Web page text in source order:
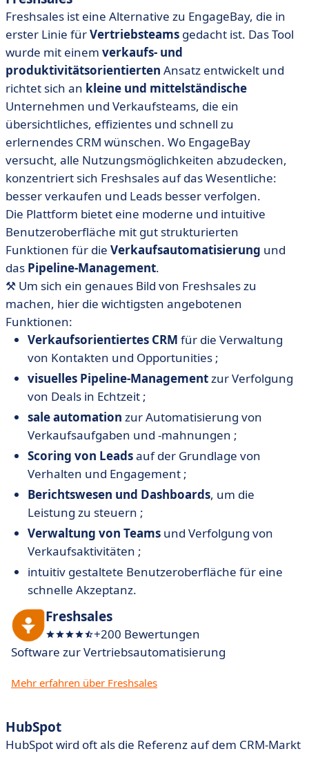
Freshsales ist eine Alternative zu EngageBay, die in
erster Linie fürVertriebsteams gedacht ist. Das Tool
wurde mit einem verkaufs- und
produktivitätsorientierten Ansatz entwickelt und
richtet sich an kleine und mittelständische
Unternehmen und Verkaufsteams, die ein
übersichtliches, effizientes und schnell zu
erlernendes CRM wünschen. Wo EngageBay
versucht, alle Nutzungsmöglichkeiten abzudecken,
konzentriert sich Freshsales auf das Wesentliche:
besser verkaufen und Leads besser verfolgen.
Die Plattform bietet eine moderne und intuitive
Benutzeroberfläche mit gut strukturierten
Funktionen für die Verkaufsautomatisierung und
das Pipeline-Management.
⚒️ Um sich ein genaues Bild von Freshsales zu
machen, hier die wichtigsten angebotenen
Funktionen:
Verkaufsorientiertes CRM für die Verwaltung
von Kontakten und Opportunities ;
visuelles Pipeline-Managementzur Verfolgung
von Deals in Echtzeit ;
sale automation zur Automatisierung von
Verkaufsaufgaben und -mahnungen ;
Scoring von Leadsauf der Grundlage von
Verhalten und Engagement ;
Berichtswesen und Dashboards, um die
Leistung zu steuern ;
Verwaltung von Teams und Verfolgung von
Verkaufsaktivitäten ;
intuitiv gestaltete Benutzeroberfläche für eine
schnelle Akzeptanz.
Freshsales
+200 Bewertungen
Software zur Vertriebsautomatisierung
Mehr erfahren über Freshsales
HubSpot
HubSpot wird oft als die Referenz auf dem CRM-Markt